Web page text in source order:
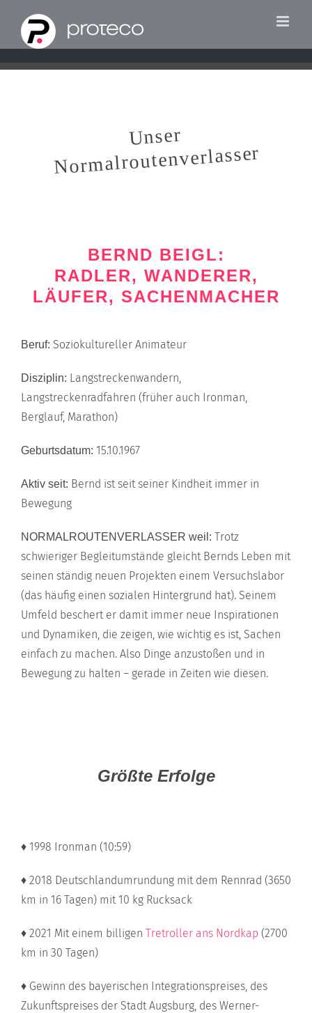
Inhalt
springen
Unser
Normalroutenverlasser
BERND BEIGL:
RADLER, WANDERER,
LÄUFER, SACHENMACHER
Beruf: Soziokultureller Animateur
Disziplin: Langstreckenwandern,
Langstreckenradfahren (früher auch Ironman,
Berglauf, Marathon)
Geburtsdatum: 15.10.1967
Aktiv seit: Bernd ist seit seiner Kindheit immer in
Bewegung
NORMALROUTENVERLASSER weil: Trotz
schwieriger Begleitumstände gleicht Bernds Leben mit
seinen ständig neuen Projekten einem Versuchslabor
(das häufig einen sozialen Hintergrund hat). Seinem
Umfeld beschert er damit immer neue Inspirationen
und Dynamiken, die zeigen, wie wichtig es ist, Sachen
einfach zu machen. Also Dinge anzustoßen und in
Bewegung zu halten – gerade in Zeiten wie diesen.
Größte Erfolge
♦ 1998 Ironman (10:59)
♦ 2018 Deutschlandumrundung mit dem Rennrad (3650
km in 16 Tagen) mit 10 kg Rucksack
♦ 2021 Mit einem billigen Tretroller ans Nordkap (2700
km in 30 Tagen)
♦ Gewinn des bayerischen Integrationspreises, des
Zukunftspreises der Stadt Augsburg, des Werner-